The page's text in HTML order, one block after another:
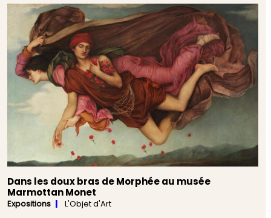
Dans les doux bras de Morphée au musée
Marmottan Monet
Expositions L'Objet d'Art